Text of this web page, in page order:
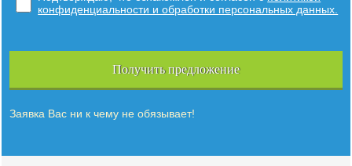
конфиденциальности и обработки персональных данных.
Получить предложение
Заявка Вас ни к чему не обязывает!